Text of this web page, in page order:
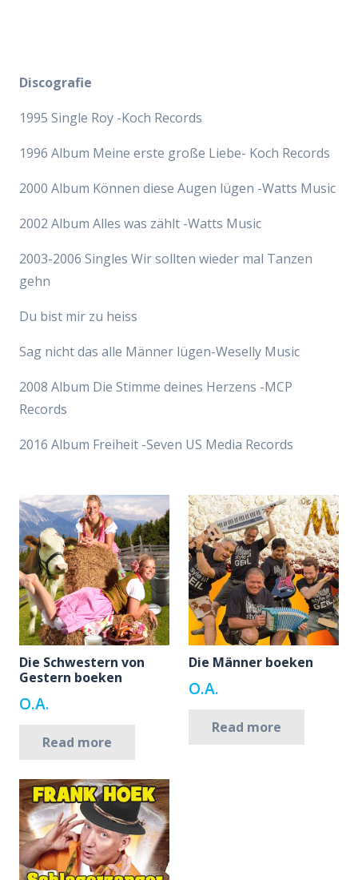
Discografie
1995 Single Roy -Koch Records
1996 Album Meine erste große Liebe- Koch Records
2000 Album Können diese Augen lügen -Watts Music
2002 Album Alles was zählt -Watts Music
2003-2006 Singles Wir sollten wieder mal Tanzen
gehn
Du bist mir zu heiss
Sag nicht das alle Männer lügen-Weselly Music
2008 Album Die Stimme deines Herzens -MCP
Records
2016 Album Freiheit -Seven US Media Records
Die Schwestern von
Gestern boeken
O.A.
Read more
Die Männer boeken
O.A.
Read more